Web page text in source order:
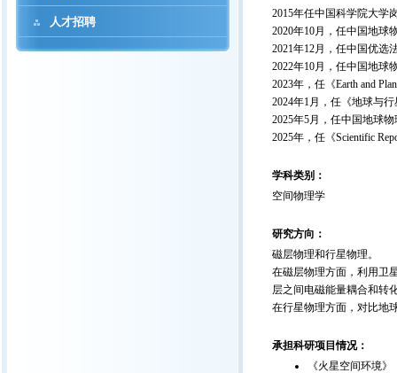
人才招聘
2015年任中国科学院大学
2020年10月，任中国地球
2021年12月，任中国优选
2022年10月，任中国地球
2023年，任《Earth and
2024年1月，任《地球与
2025年5月，任中国地球
2025年，任《Scientific
学科类别：
空间物理学
研究方向：
磁层物理和行星物理。
在磁层物理方面，利用卫
层之间电磁能量耦合和转
在行星物理方面，对比地
承担科研项目情况：
《火星空间环境